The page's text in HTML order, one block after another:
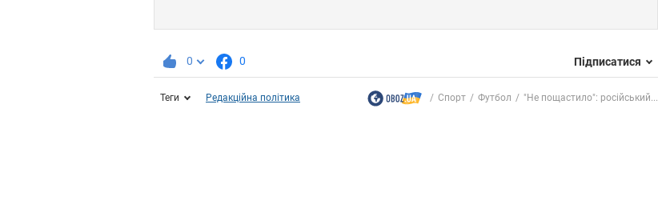
0 0 Підписатися
Теги Редакційна політика Спорт Футбол "Не пощастило": російський...